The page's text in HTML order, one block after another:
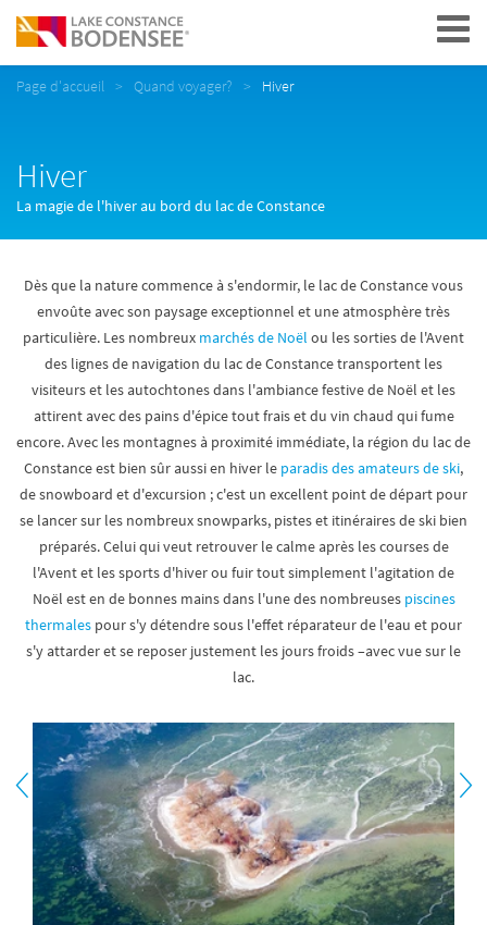
Navigation
Page d'accueil Quand voyager? Hiver
Hiver
La magie de l'hiver au bord du lac de Constance
Dès que la nature commence à s'endormir, le lac de Constance vous
envoûte avec son paysage exceptionnel et une atmosphère très
particulière. Les nombreux marchés de Noël ou les sorties de l'Avent
des lignes de navigation du lac de Constance transportent les
visiteurs et les autochtones dans l'ambiance festive de Noël et les
attirent avec des pains d'épice tout frais et du vin chaud qui fume
encore. Avec les montagnes à proximité immédiate, la région du lac de
Constance est bien sûr aussi en hiver le paradis des amateurs de ski,
de snowboard et d'excursion ; c'est un excellent point de départ pour
se lancer sur les nombreux snowparks, pistes et itinéraires de ski bien
préparés. Celui qui veut retrouver le calme après les courses de
l'Avent et les sports d'hiver ou fuir tout simplement l'agitation de
Noël est en de bonnes mains dans l'une des nombreuses piscines
thermales pour s'y détendre sous l'effet réparateur de l'eau et pour
s'y attarder et se reposer justement les jours froids –avec vue sur le
lac.